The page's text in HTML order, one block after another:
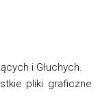
i Głuchych.
pliki graficzne